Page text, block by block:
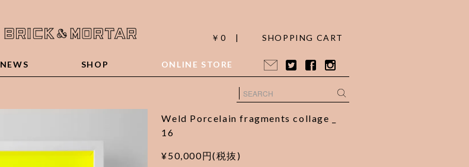
￥0 | SHOPPING CART
NEWS SHOP ONLINE STORE
Weld Porcelain fragments collage _
16
¥50,000円(税抜)